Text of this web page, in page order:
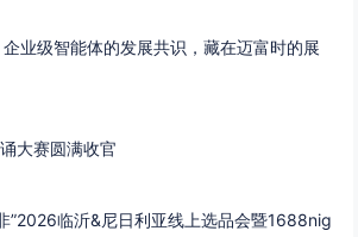
业级智能体的发展共识，藏在迈富时的展
大赛圆满收官
”2026临沂&尼日利亚线上选品会暨1688nig